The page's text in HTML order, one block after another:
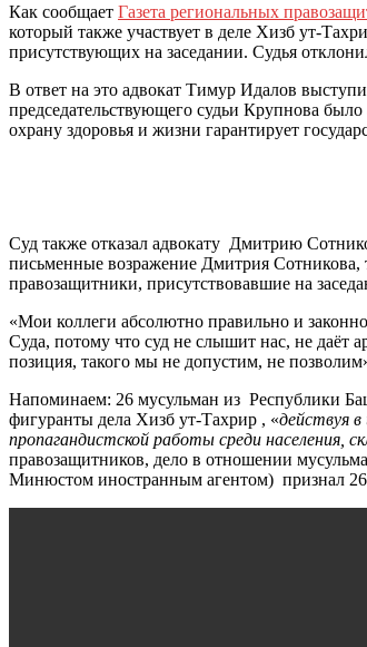
Как сообщает Газета региональных
который также участвует в деле Хизб ут-
присутствующих на заседании. Судья
В ответ на это адвокат Тимур Идалов
председательствующего судьи Крупнова
охрану здоровья и жизни гарантирует
Суд также отказал адвокату Дмитрию
письменные возражение Дмитрия
правозащитники, присутствовавшие на
«Мои коллеги абсолютно правильно и
Суда, потому что суд не слышит нас, не даёт
позиция, такого мы не допустим, не
Напоминаем: 26 мусульман из Республики
фигуранты дела Хизб ут-Тахрир , «действуя
пропагандистской работы среди населения,
правозащитников, дело в отношении
Минюстом иностранным агентом) признал